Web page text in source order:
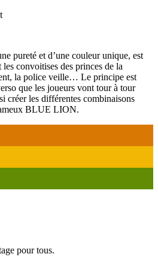
pureté et d’une couleur unique, est
convoitises des princes de la
la police veille… Le principe est
que les joueurs vont tour à tour
créer les différentes combinaisons
BLUE LION.
pour tous.